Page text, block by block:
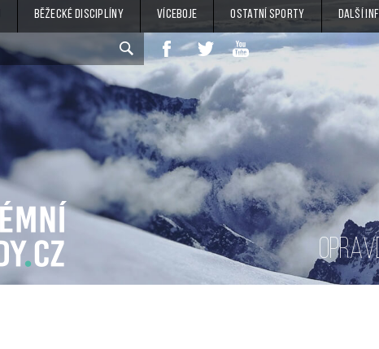
Běžecké disciplíny Víceboje Ostatní sporty Další